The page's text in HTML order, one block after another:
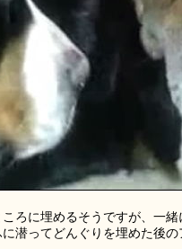
ろに埋めるそうですが、一
潜ってどんぐりを埋めた後